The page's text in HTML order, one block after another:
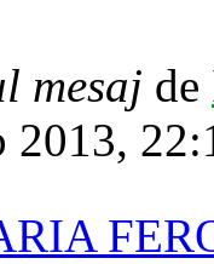
mesaj de
2013,